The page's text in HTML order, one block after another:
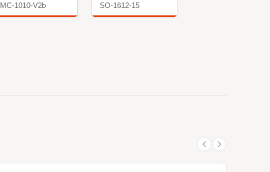
MC-1010-V2b SO-1612-15